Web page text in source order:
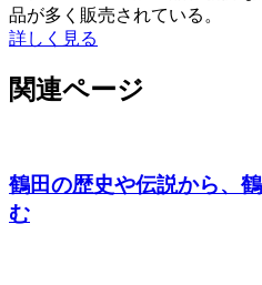
品が多く販売されている。
詳しく見る
関連ページ
鶴田の歴史や伝説から、
む